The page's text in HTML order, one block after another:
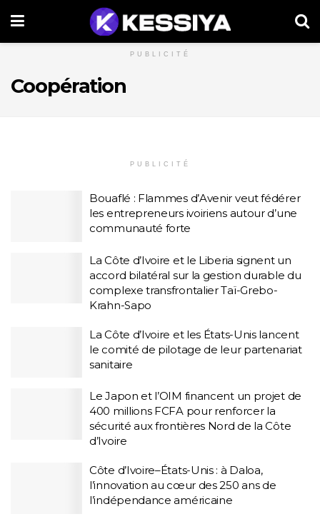
PUBLICITÉ
Coopération
PUBLICITÉ
Bouaflé : Flammes d’Avenir veut fédérer
les entrepreneurs ivoiriens autour d’une
communauté forte
La Côte d’Ivoire et le Liberia signent un
accord bilatéral sur la gestion durable du
complexe transfrontalier Taï-Grebo-
Krahn-Sapo
La Côte d’Ivoire et les États-Unis lancent
le comité de pilotage de leur partenariat
sanitaire
Le Japon et l’OIM financent un projet de
400 millions FCFA pour renforcer la
sécurité aux frontières Nord de la Côte
d’Ivoire
Côte d’Ivoire–États-Unis : à Daloa,
l’innovation au cœur des 250 ans de
l’indépendance américaine